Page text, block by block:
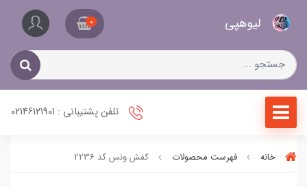
لیو‌هپی 0
تلفن پشتیبانی : 02146121901
خانه فهرست محصولات کفش ونس کد 2236